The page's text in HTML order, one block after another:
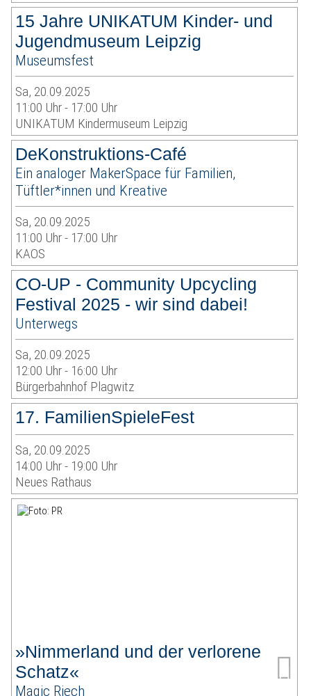
15 Jahre UNIKATUM Kinder- und
Jugendmuseum Leipzig
Museumsfest
Sa, 20.09.2025
11:00 Uhr - 17:00 Uhr
UNIKATUM Kindermuseum Leipzig
DeKonstruktions-Café
Ein analoger MakerSpace für Familien,
Tüftler*innen und Kreative
Sa, 20.09.2025
11:00 Uhr - 17:00 Uhr
KAOS
CO-UP - Community Upcycling
Festival 2025 - wir sind dabei!
Unterwegs
Sa, 20.09.2025
12:00 Uhr - 16:00 Uhr
Bürgerbahnhof Plagwitz
17. FamilienSpieleFest
Sa, 20.09.2025
14:00 Uhr - 19:00 Uhr
Neues Rathaus
»Nimmerland und der verlorene
Schatz«
Magic Riech